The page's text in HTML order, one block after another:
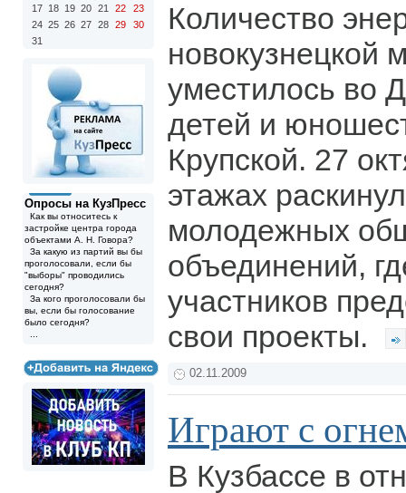
17 18 19 20 21 22
23
24 25 26 27 28 29
30
31
Опросы на КузПресс
Как вы относитесь к
застройке центра города
объектами А. Н. Говора?
За какую из партий вы бы
проголосовали, если бы
"выборы" проводились
сегодня?
За кого проголосовали бы
вы, если бы голосование
было сегодня?
Количество
новокузнецкой
уместилось во
детей и
Крупской. 27
этажах
молодежных
объединений,
участников
свои проекты.
02.11.2009
Играют с
В Кузбассе в